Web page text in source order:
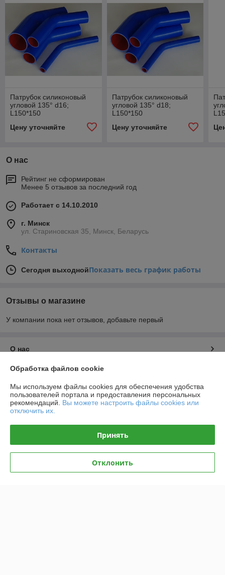
Патрубок силиконовый
угловой 135° d16;
L150*150
Цену уточняйте
Патрубок силиконовый
угловой 135° d18;
L150*150
Цену уточняйте
О нас
Рейтинг не сформирован
Менее 5 отзывов за последний год
Работает с 14.10.2010
г. Минск
ул. Стариновская 35, Минск, Беларусь
Контакты
Сегодня выходнойПоказать весь график работы
Отзывы о магазине
У компании пока нет отзывов, добавьте первый
О нас
Контакты
Доставка и оплата
Полная версия сайта
Политика обработки cookies
Обработка файлов cookie
Мы используем файлы cookies для обеспечения удобства
пользователей портала и предоставления персональных
рекомендаций. Вы можете настроить файлы cookies или
отключить их.
Принять
Отклонить